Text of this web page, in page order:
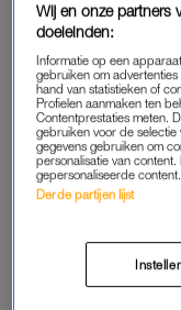
moment gaat hij in
punten meer dan de
man die al zeven
Hoe ging het
Indrukwekkend
overmacht. Kenners
record op record
scoorde zijn eerste
hele race aan de
Wij en onze partners
doeleinden:
Informatie op een
gebruiken om
hand van statistieken of
Profielen aanmaken ten
Contentprestaties meten.
gebruiken voor de
gegevens gebruiken om
personalisatie van
gepersonaliseerde
Derde partijen lijst